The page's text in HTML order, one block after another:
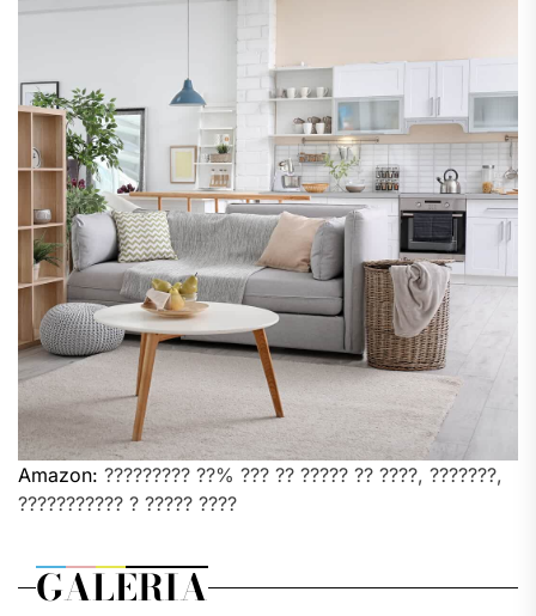
Amazon: ????????? ??% ??? ?? ????? ?? ????, ???????,
??????????? ? ????? ????
GALERIA